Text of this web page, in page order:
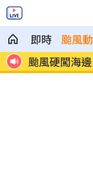
即時 颱風
解 颱風硬闖海
走